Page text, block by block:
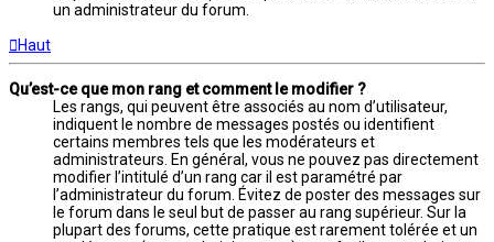
un administrateur du forum.
Haut
Qu’est-ce que mon rang et comment le modifier ?
Les rangs, qui peuvent être associés au nom d’utilisateur,
indiquent le nombre de messages postés ou identifient
certains membres tels que les modérateurs et
administrateurs. En général, vous ne pouvez pas directement
modifier l’intitulé d’un rang car il est paramétré par
l’administrateur du forum. Évitez de poster des messages sur
le forum dans le seul but de passer au rang supérieur. Sur la
plupart des forums, cette pratique est rarement tolérée et un